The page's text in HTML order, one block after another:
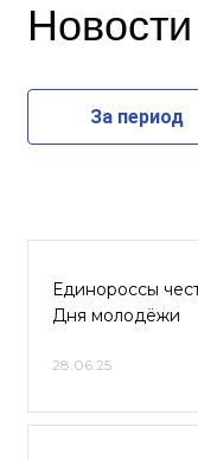
Новости
За период
Единороссы
Дня молодёжи
28.06.25